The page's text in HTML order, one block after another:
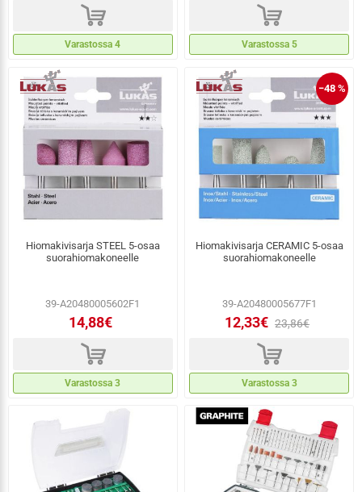
d
Varastossa 4
d
Varastossa 5
Hiomakivisarja STEEL 5-osaa
suorahiomakoneelle
39-A20480005602F1
14,88€
d
Varastossa 3
−48 %
Hiomakivisarja CERAMIC 5-osaa
suorahiomakoneelle
39-A20480005677F1
12,33€ 23,86€
d
Varastossa 3